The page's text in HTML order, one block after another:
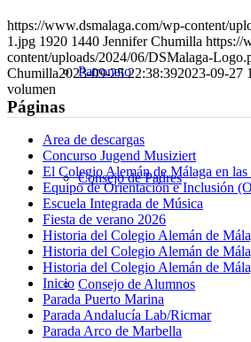
Patronato
Consejo de Padres
Consejo de Alumnos
correo
https://www.dsmalaga.com/wp-content/
1.jpg 1920 1440 Jennifer Chumilla https://
content/uploads/2024/06/DSMalaga-
Chumilla2023-09-25 22:38:392023-09-27
volumen
Páginas
Area de descargas
Concurso Jugend Musiziert
El Colegio Alemán de Málaga en las
Equipo de Orientación e Inclusión
Escuela Integrada de Música
Fiesta de verano 2026
Historia del Colegio Alemán de
Historia del Colegio Alemán de
Historia del Colegio Alemán de
Inicio
Parada Puerto Marina
Parada Andalucía Lab/Ricmar
Parada Arco de Marbella